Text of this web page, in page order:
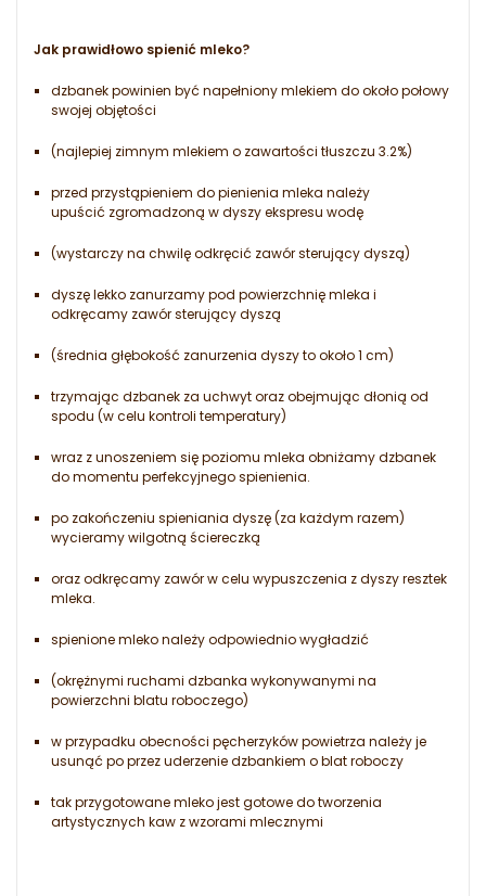
Jak prawidłowo spienić mleko?
dzbanek powinien być napełniony mlekiem do około połowy
swojej objętości
(najlepiej zimnym mlekiem o zawartości tłuszczu 3.2%)
przed przystąpieniem do pienienia mleka należy
upuścić zgromadzoną w dyszy ekspresu wodę
(wystarczy na chwilę odkręcić zawór sterujący dyszą)
dyszę lekko zanurzamy pod powierzchnię mleka i
odkręcamy zawór sterujący dyszą
(średnia głębokość zanurzenia dyszy to około 1 cm)
trzymając dzbanek za uchwyt oraz obejmując dłonią od
spodu (w celu kontroli temperatury)
wraz z unoszeniem się poziomu mleka obniżamy dzbanek
do momentu perfekcyjnego spienienia.
po zakończeniu spieniania dyszę (za każdym razem)
wycieramy wilgotną ściereczką
oraz odkręcamy zawór w celu wypuszczenia z dyszy resztek
mleka.
spienione mleko należy odpowiednio wygładzić
(okrężnymi ruchami dzbanka wykonywanymi na
powierzchni blatu roboczego)
w przypadku obecności pęcherzyków powietrza należy je
usunąć po przez uderzenie dzbankiem o blat roboczy
tak przygotowane mleko jest gotowe do tworzenia
artystycznych kaw z wzorami mlecznymi